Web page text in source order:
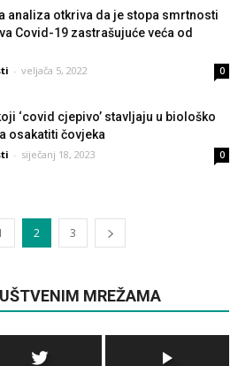
analiza otkriva da je stopa smrtnosti
Covid-19 zastrašujuće veća od
- veljača 5, 2022 0
‘covid cjepivo’ stavljaju u biološko
osakatiti čovjeka
- siječanj 18, 2023 0
2 3
MREŽAMA